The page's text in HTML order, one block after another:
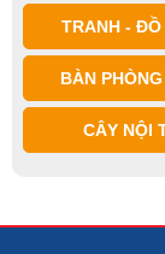
TRANH - ĐỒ
BÀN
CÂY NỘI